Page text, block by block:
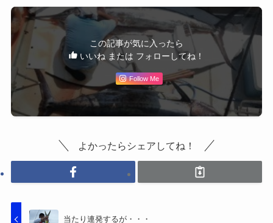
この記事が気に入ったら
いいね または フォローしてね！
Follow Me
よかったらシェアしてね！
当たり連発するが・・・